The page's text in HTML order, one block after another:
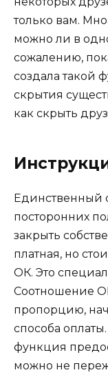
только вам.
можно ли в
сожалению,
создала такой
скрытия
как скрыть
Единственный
посторонних
закрыть
платная, но
ОК. Это
Соотношение
пропорцию,
способа
функция
можно не